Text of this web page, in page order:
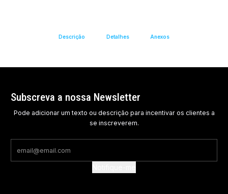
Descrição Detalhes Anexos
Subscreva a nossa Newsletter
Pode adicionar um texto ou descrição para incentivar os clientes a
se inscreverem.